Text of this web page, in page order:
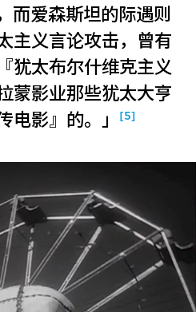
而爱森斯坦的际遇则
主义言论攻击，曾有
犹太布尔什维克主义
蒙影业那些犹太大亨
电影』的。」
[5]